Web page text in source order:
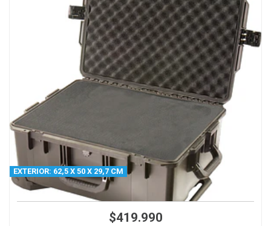
EXTERIOR: 62,5 X 50 X 29,7 CM
$419.990